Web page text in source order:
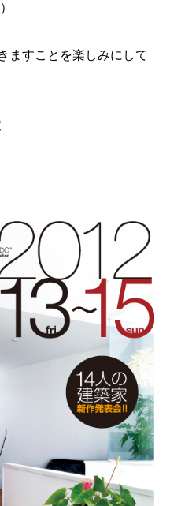
）
ますことを楽しみにして